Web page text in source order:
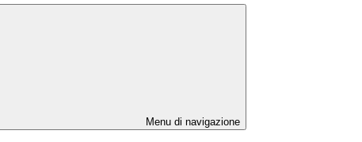
Menu di navigazione